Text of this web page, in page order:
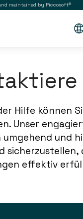
maintained by Piccosoft®
Hilfe können
Unser
umgehend und
sicherzustellen,
effektiv